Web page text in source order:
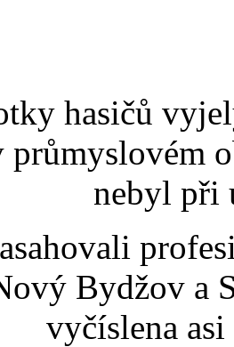
hasičů
průmyslovém
nebyl při
Bydžov a
vyčíslena